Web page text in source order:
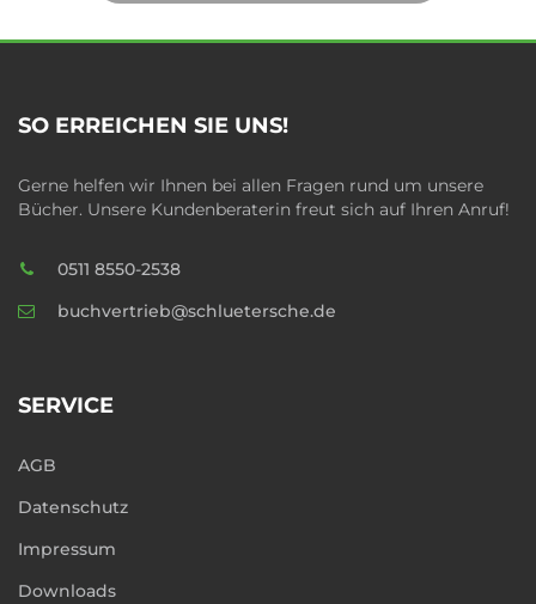
SO ERREICHEN SIE UNS!
Gerne helfen wir Ihnen bei allen Fragen rund um unsere
Bücher. Unsere Kundenberaterin freut sich auf Ihren Anruf!
0511 8550-2538
buchvertrieb@schluetersche.de
SERVICE
AGB
Datenschutz
Impressum
Downloads